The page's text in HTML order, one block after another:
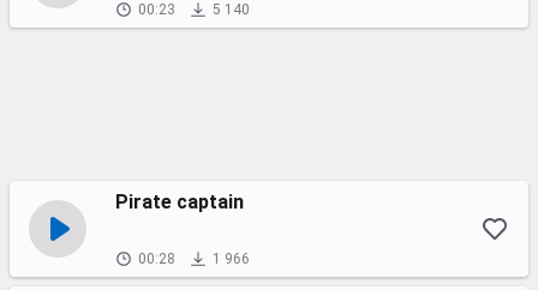
00:23 5 140
Pirate captain
00:28 1 966